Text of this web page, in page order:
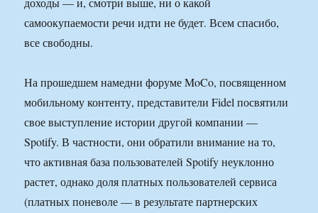
самоокупаемости речи идти не будет. Всем спасибо,
все свободны.
На прошедшем намедни форуме MoCo, посвященном
мобильному контенту, представители Fidel посвятили
свое выступление истории другой компании —
Spotify. В частности, они обратили внимание на то,
что активная база пользователей Spotify неуклонно
растет, однако доля платных пользователей сервиса
(платных поневоле — в результате партнерских